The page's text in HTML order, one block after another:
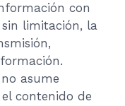
con
limitación, la
asume
contenido de